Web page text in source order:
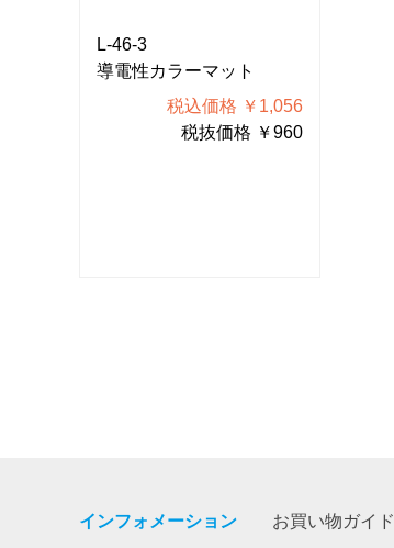
L-46-3
導電性カラーマット
税込価格 ￥1,056
税抜価格 ￥960
インフォメーション お買い物ガイド